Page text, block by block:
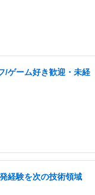
/ゲーム好き歓迎・未経
経験を次の技術領域